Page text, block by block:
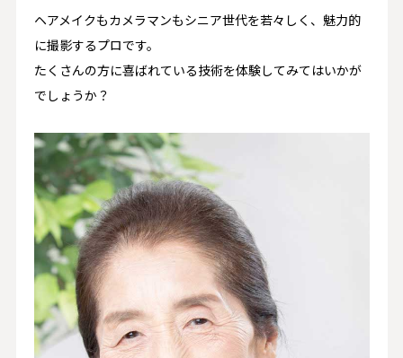
ヘアメイクもカメラマンもシニア世代を若々しく、魅力的
に撮影するプロです。
たくさんの方に喜ばれている技術を体験してみてはいかが
でしょうか？